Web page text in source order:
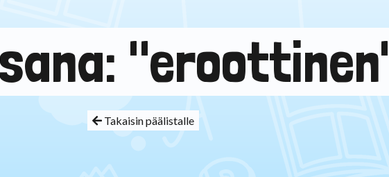
Takaisin päälistalle